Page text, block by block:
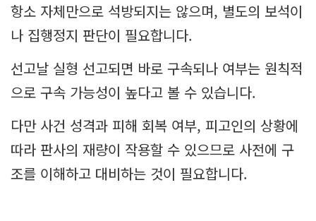
항소 자체만으로 석방되지는 않으며, 별도의 보석이
나 집행정지 판단이 필요합니다.
선고날 실형 선고되면 바로 구속되나 여부는 원칙적
으로 구속 가능성이 높다고 볼 수 있습니다.
다만 사건 성격과 피해 회복 여부, 피고인의 상황에
따라 판사의 재량이 작용할 수 있으므로 사전에 구
조를 이해하고 대비하는 것이 필요합니다.